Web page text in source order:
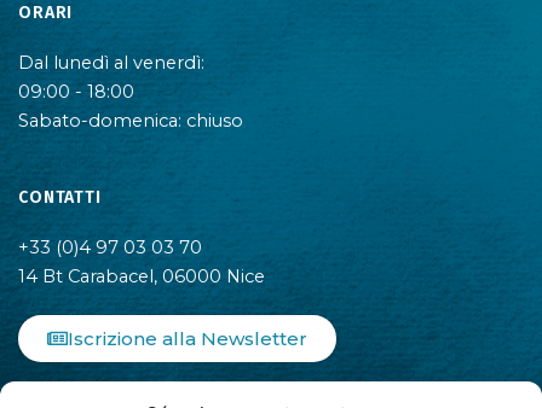
ORARI
Dal lunedì al venerdì:
09:00 - 18:00
Sabato-domenica: chiuso
CONTATTI
+33 (0)4 97 03 03 70
14 Bt Carabacel, 06000 Nice
Iscrizione alla Newsletter